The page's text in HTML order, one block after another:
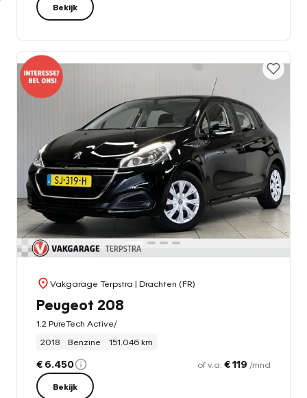
Bekijk
Vakgarage Terpstra | Drachten (FR)
Peugeot 208
1.2 PureTech Active/
2018
Benzine 151.046 km
€ 6.450 of v.a. € 119 /mnd
Bekijk